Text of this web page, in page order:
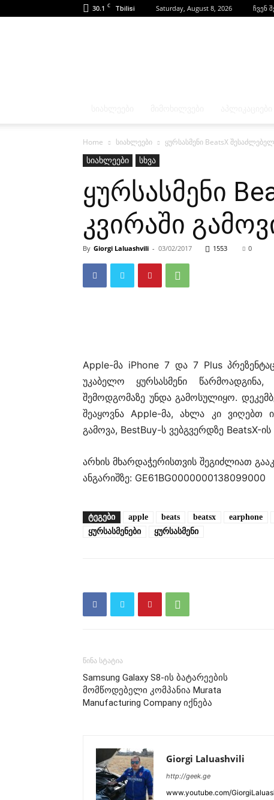
30.1 C Tbilisi Saturday, August 8, 2026 ჩვენ
Home სიახლეები ყურსასმენი BeatsX
სიახლეები სხვა
ყურსასმენი
კვირაში
By Giorgi Laluashvili - 03/02/2017 1553 0
Apple-მა iPhone 7 და 7 Plus
უკაბელო ყურსასმენი
შემოდგომაზე უნდა გამოსულიყო.
შეაყოვნა Apple-მა, ახლა კი ვიღებთ
გამოვა, BestBuy-ს ვებგვერდზე BeatsX-
არხის მხარდაჭერისთვის შეგიძლიათ
ანგარიშზე: GE61BG0000000138099000
ᲢᲔᲒᲔᲑᲘ apple beats beatsx earphone
ყურსასმენები
ყურსასმენი
წინა სტატია
Samsung Galaxy S8-ის ბატარეების
მომწოდებელი კომპანია Murata
Manufacturing Company იქნება
Giorgi Laluashvili
http://geek.ge
www.youtube.com/